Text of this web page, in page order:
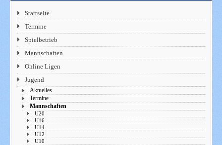
Startseite
Termine
Spielbetrieb
Mannschaften
Online Ligen
Jugend
Aktuelles
Termine
Mannschaften
U20
U16
U14
U12
U10